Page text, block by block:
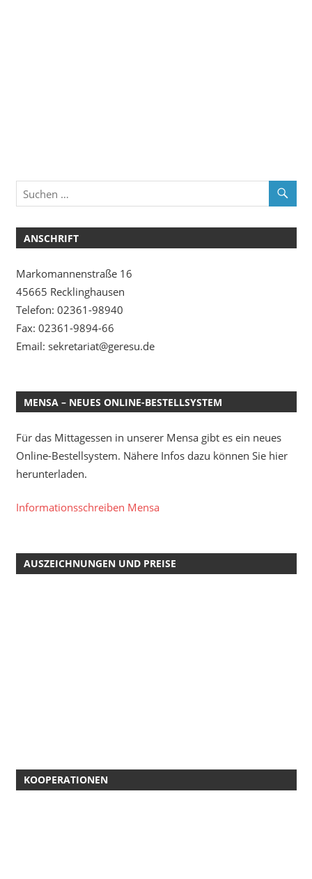
ANSCHRIFT
Markomannenstraße 16
45665 Recklinghausen
Telefon: 02361-98940
Fax: 02361-9894-66
Email: sekretariat@geresu.de
MENSA – NEUES ONLINE-BESTELLSYSTEM
Für das Mittagessen in unserer Mensa gibt es ein neues
Online-Bestellsystem. Nähere Infos dazu können Sie hier
herunterladen.
Informationsschreiben Mensa
AUSZEICHNUNGEN UND PREISE
KOOPERATIONEN